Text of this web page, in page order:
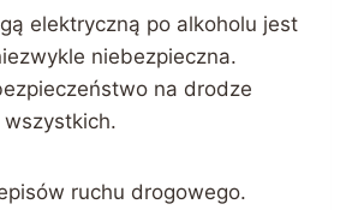
elektryczną po alkoholu jest
niebezpieczna.
na drodze
ruchu drogowego.